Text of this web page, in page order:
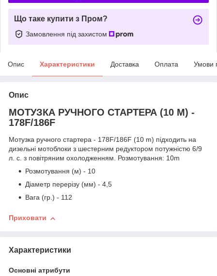
Що таке купити з Пром?
Замовлення під захистом
Опис Характеристики Доставка Оплата Умови
Опис
МОТУЗКА РУЧНОГО СТАРТЕРА (10 M) -
178F/186F
Мотузка ручного стартера - 178F/186F (10 m) підходить на
дизельні мотоблоки з шестерним редуктором потужністю 6/9
л. с. з повітряним охолодженням. Розмотування: 10m
Розмотування (м) - 10
Діаметр перерізу (мм) - 4,5
Вага (гр.) - 112
Приховати
Характеристики
Основні атрибути